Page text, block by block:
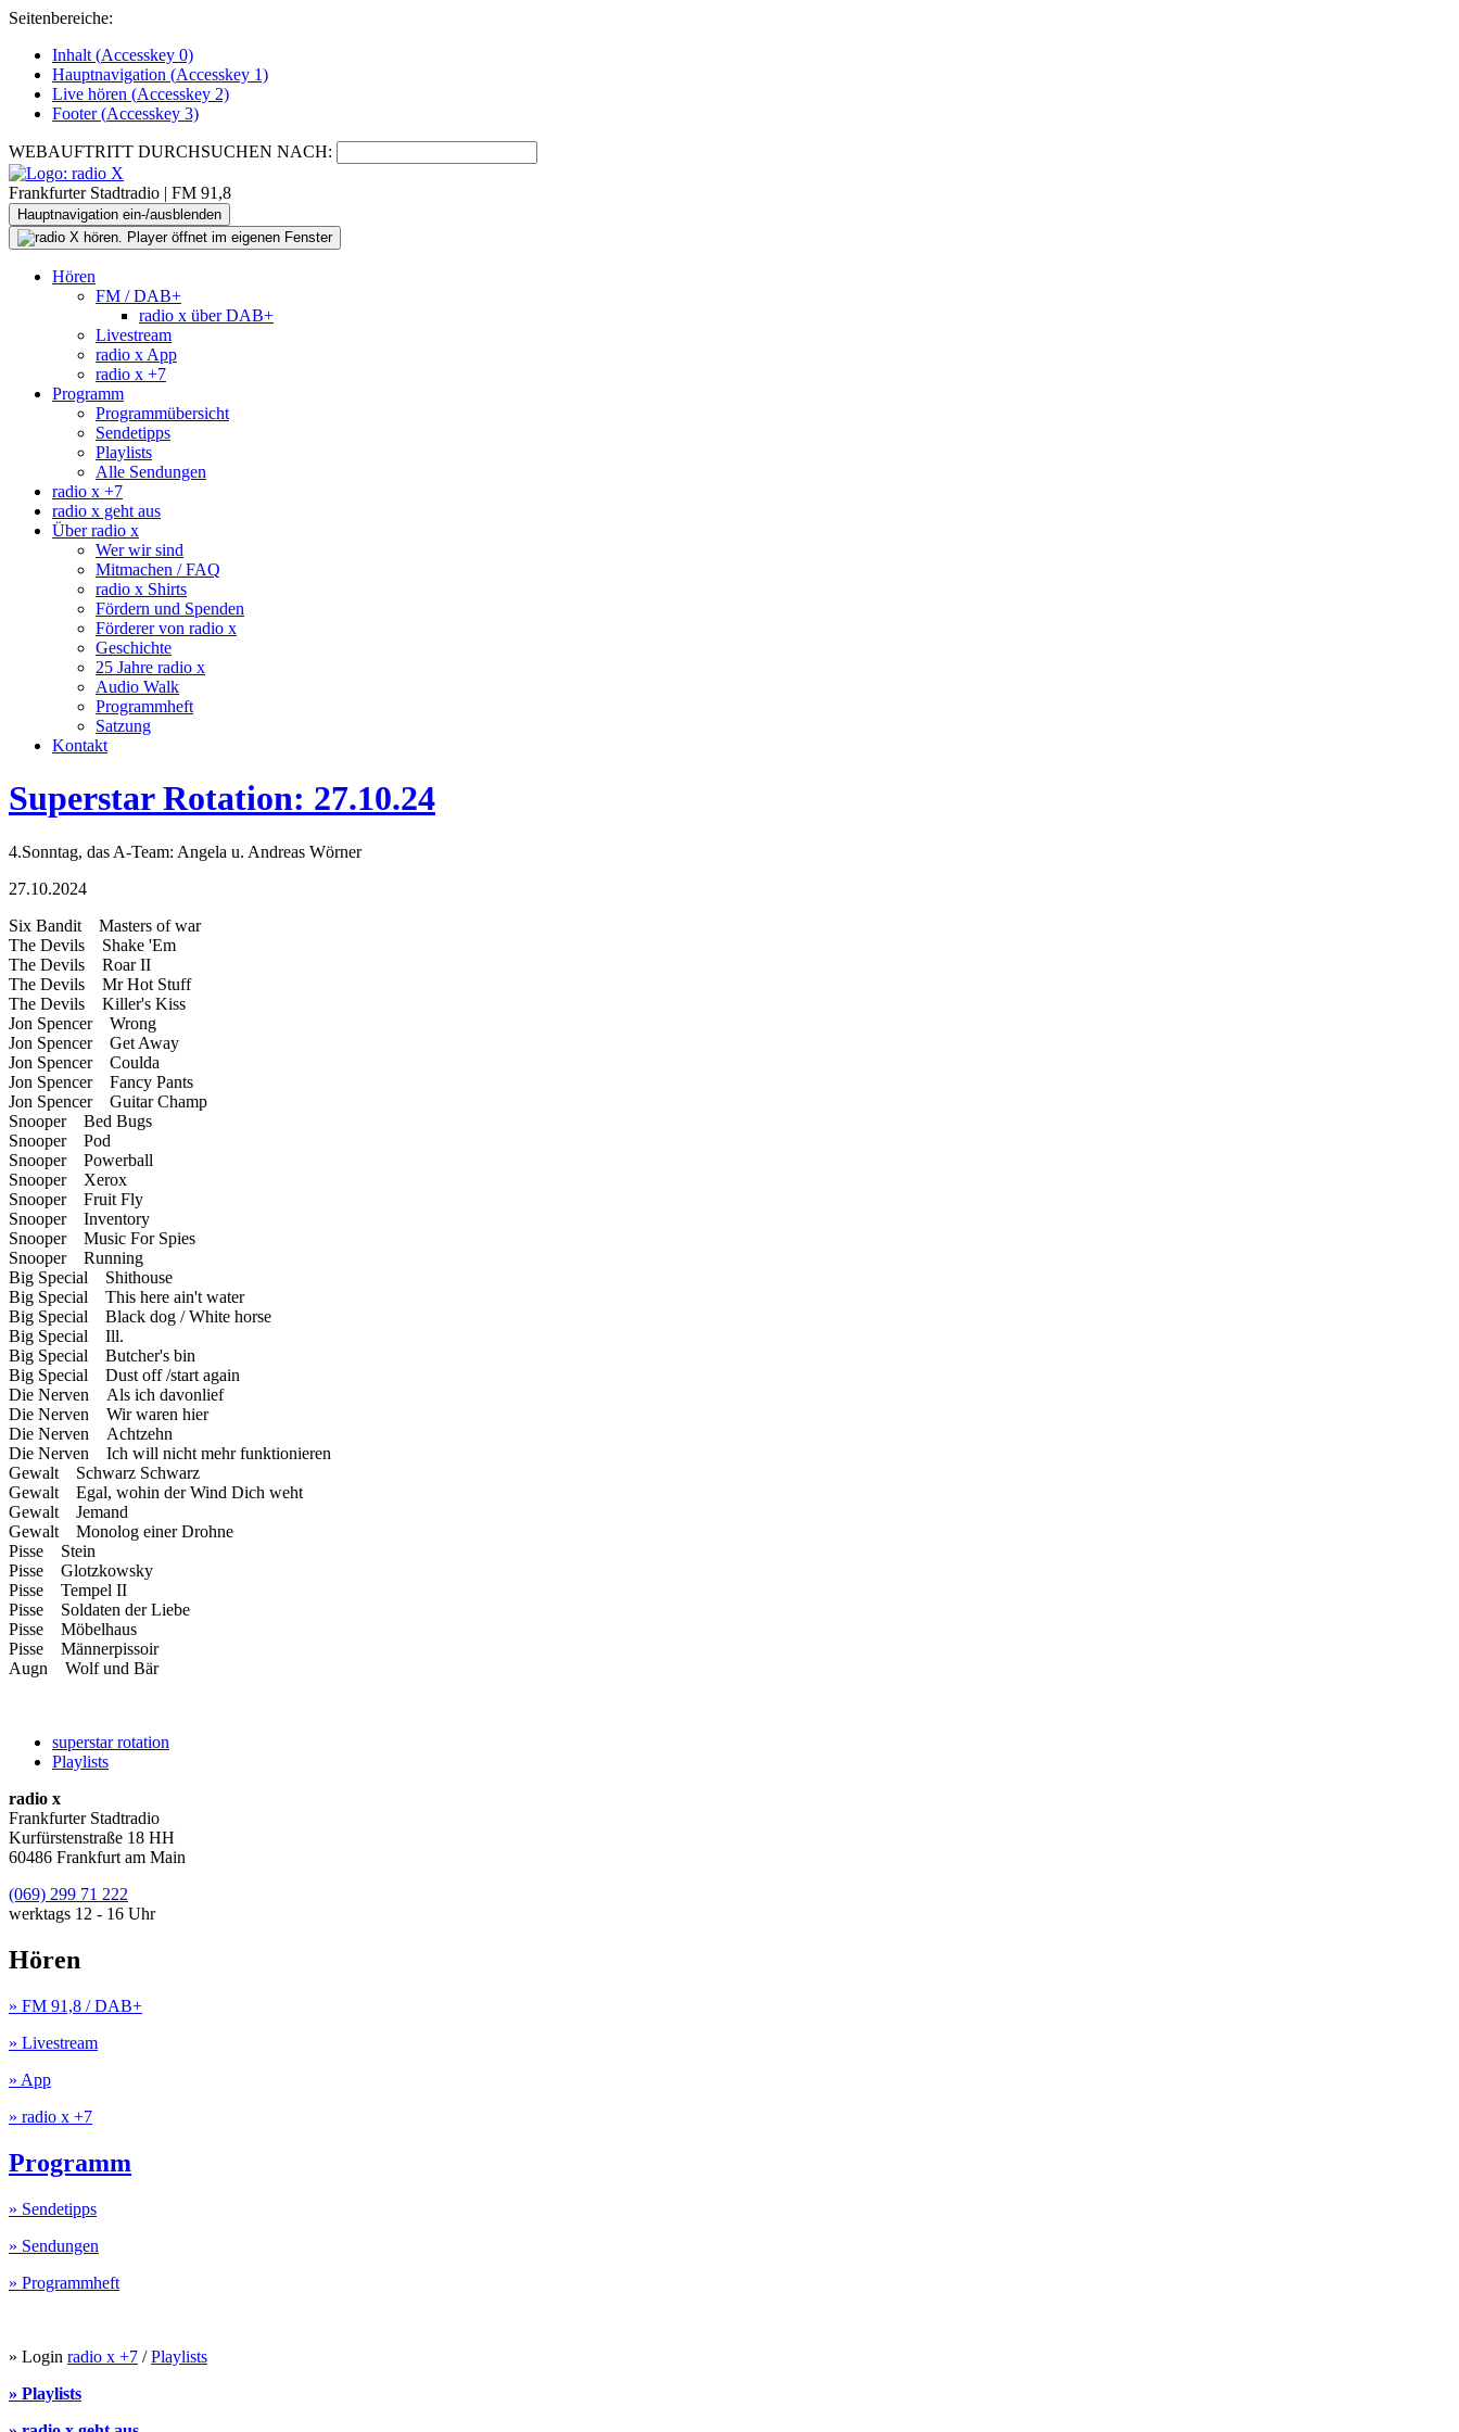
Seitenbereiche:
Inhalt (Accesskey 0)
Hauptnavigation (Accesskey 1)
Live hören (Accesskey 2)
Footer(Accesskey 3)
WEBAUFTRITT DURCHSUCHEN NACH:
Frankfurter Stadtradio | FM 91,8
Hauptnavigation ein-/ausblenden
Hören
FM / DAB+
radio x über DAB+
Livestream
radio x App
radio x +7
Programm
Programmübersicht
Sendetipps
Playlists
Alle Sendungen
radio x +7
radio x geht aus
Über radio x
Wer wir sind
Mitmachen / FAQ
radio x Shirts
Fördern und Spenden
Förderer von radio x
Geschichte
25 Jahre radio x
Audio Walk
Programmheft
Satzung
Kontakt
Superstar Rotation: 27.10.24
4.Sonntag, das A-Team: Angela u. Andreas Wörner
27.10.2024
Six Bandit Masters of war
The Devils Shake 'Em
The Devils Roar II
The Devils Mr Hot Stuff
The Devils Killer's Kiss
Jon Spencer Wrong
Jon Spencer Get Away
Jon Spencer Coulda
Jon Spencer Fancy Pants
Jon Spencer Guitar Champ
Snooper Bed Bugs
Snooper Pod
Snooper Powerball
Snooper Xerox
Snooper Fruit Fly
Snooper Inventory
Snooper Music For Spies
Snooper Running
Big Special Shithouse
Big Special This here ain't water
Big Special Black dog / White horse
Big Special Ill.
Big Special Butcher's bin
Big Special Dust off /start again
Die Nerven Als ich davonlief
Die Nerven Wir waren hier
Die Nerven Achtzehn
Die Nerven Ich will nicht mehr funktionieren
Gewalt Schwarz Schwarz
Gewalt Egal, wohin der Wind Dich weht
Gewalt Jemand
Gewalt Monolog einer Drohne
Pisse Stein
Pisse Glotzkowsky
Pisse Tempel II
Pisse Soldaten der Liebe
Pisse Möbelhaus
Pisse Männerpissoir
Augn Wolf und Bär
superstar rotation
Playlists
radio x
Frankfurter Stadtradio
Kurfürstenstraße 18 HH
60486 Frankfurt am Main
(069) 299 71 222
werktags 12 - 16 Uhr
Hören
» FM 91,8 / DAB+
» Livestream
» App
» radio x +7
Programm
» Sendetipps
» Sendungen
» Programmheft
» Login radio x +7 /Playlists
» Playlists